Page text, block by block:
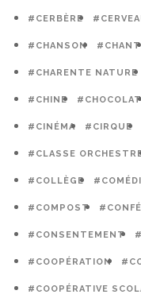
#CERBÈRE
#CHANSON #CHANT
#CHARENTE NATURE
#CHINE #CHOCOLAT
#CINÉMA #CIRQUE
#CLASSE
#COLLÈGE
#COMPOST
#CONSENTEMENT
#COOPÉRATION
#COOPÉRATIVE